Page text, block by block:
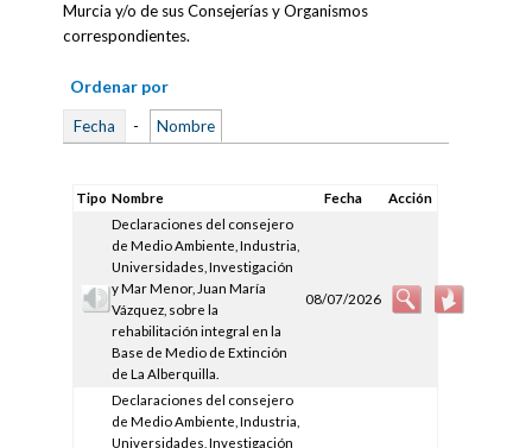
Murcia y/o de sus Consejerías y Organismos
correspondientes.
Ordenar por
Fecha - Nombre
Tipo Nombre Fecha
Acción
Declaraciones del consejero
de Medio Ambiente, Industria,
Universidades, Investigación
y Mar Menor, Juan María
Vázquez, sobre la
rehabilitación integral en la
Base de Medio de Extinción
de La Alberquilla.
08/07/2026
Declaraciones del consejero
de Medio Ambiente, Industria,
Universidades, Investigación